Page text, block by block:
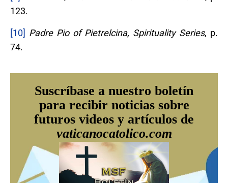
123.
[10] Padre Pio of Pietrelcina, Spirituality Series, p.
74.
Suscríbase a nuestro boletín
para recibir noticias sobre
futuros videos y artículos de
vaticanocatolico.com